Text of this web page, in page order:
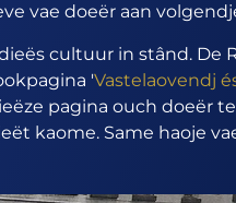
vae doeër aan
cultuur in stând. De
'Vastelaovendj
pagina ouch doeër
kaome. Same haoje